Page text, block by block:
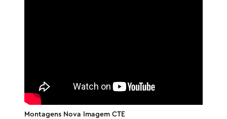
Montagens Nova Imagem CTE